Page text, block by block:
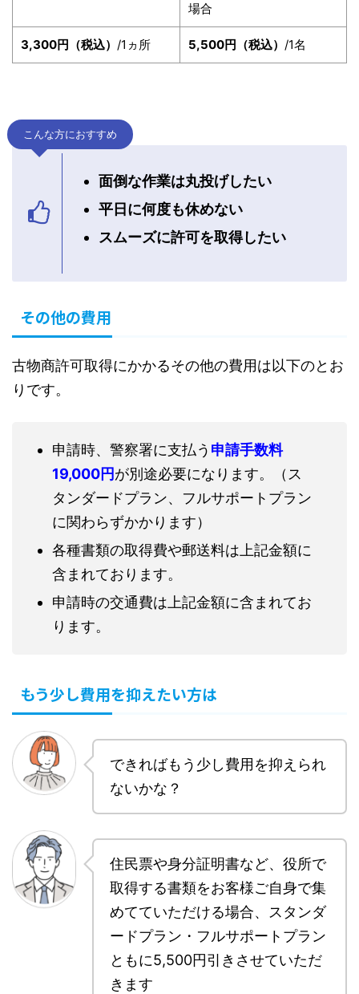
場合
3,300円（税込） /1ヵ所 5,500円（税込） /1名
こんな方におすすめ
面倒な作業は丸投げしたい
平日に何度も休めない
スムーズに許可を取得したい
その他の費用
古物商許可取得にかかるその他の費用は以下のとお
りです。
申請時、警察署に支払う 申請手数料
19,000円が別途必要になります。（ス
タンダードプラン、フルサポートプラン
に関わらずかかります）
各種書類の取得費や郵送料は上記金額に
含まれております。
申請時の交通費は上記金額に含まれてお
ります。
もう少し費用を抑えたい方は
できればもう少し費用を抑えられ
ないかな？
住民票や身分証明書など、役所で
取得する書類をお客様ご自身で集
めてていただける場合、スタンダ
ードプラン・フルサポートプラン
ともに5,500円引きさせていただ
きます